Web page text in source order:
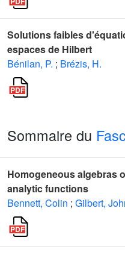
Solutions faibles
espaces de Hilbert
Bénilan, P. ; Brézis, H.
Sommaire du
Homogeneous algebras
analytic functions
Bennett, Colin ; Gilbert,